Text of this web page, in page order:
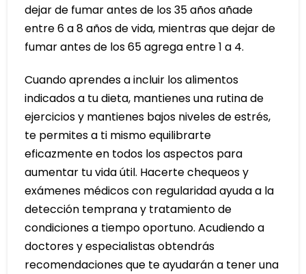
dejar de fumar antes de los 35 años añade
entre 6 a 8 años de vida, mientras que dejar de
fumar antes de los 65 agrega entre 1 a 4.
Cuando aprendes a incluir los alimentos
indicados a tu dieta, mantienes una rutina de
ejercicios y mantienes bajos niveles de estrés,
te permites a ti mismo equilibrarte
eficazmente en todos los aspectos para
aumentar tu vida útil. Hacerte chequeos y
exámenes médicos con regularidad ayuda a la
detección temprana y tratamiento de
condiciones a tiempo oportuno. Acudiendo a
doctores y especialistas obtendrás
recomendaciones que te ayudarán a tener una